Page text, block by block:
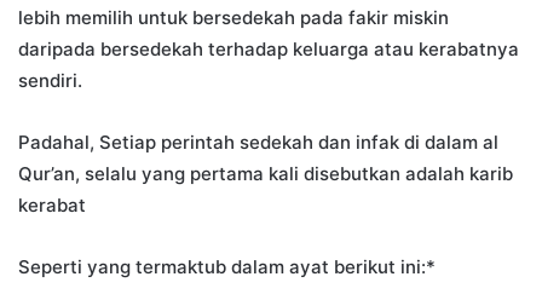
lebih memilih untuk bersedekah pada fakir miskin
daripada bersedekah terhadap keluarga atau kerabatnya
sendiri.
Padahal, Setiap perintah sedekah dan infak di dalam al
Qur’an, selalu yang pertama kali disebutkan adalah karib
kerabat
Seperti yang termaktub dalam ayat berikut ini:*